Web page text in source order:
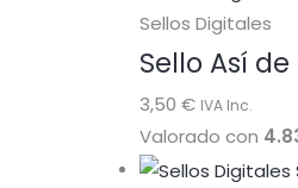
Sellos Digitales
Sello Así
3,50 € IVA Inc.
Valorado con